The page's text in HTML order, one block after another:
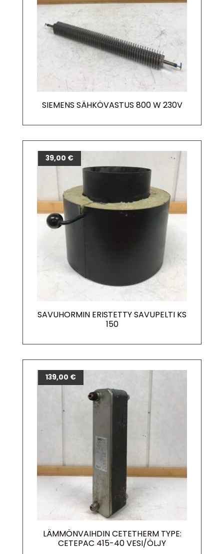
SIEMENS SÄHKÖVASTUS 800 W 230V
SAVUHORMIN ERISTETTY SAVUPELTI KS
150
39,00 €
LÄMMÖNVAIHDIN CETETHERM TYPE:
CETEPAC 415-40 VESI/ÖLJY
139,00 €